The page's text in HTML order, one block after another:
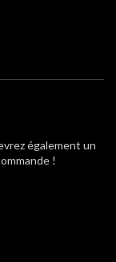
également un
!